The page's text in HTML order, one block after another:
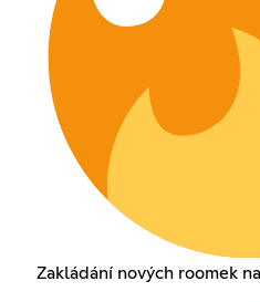
Zakládání nových roomek